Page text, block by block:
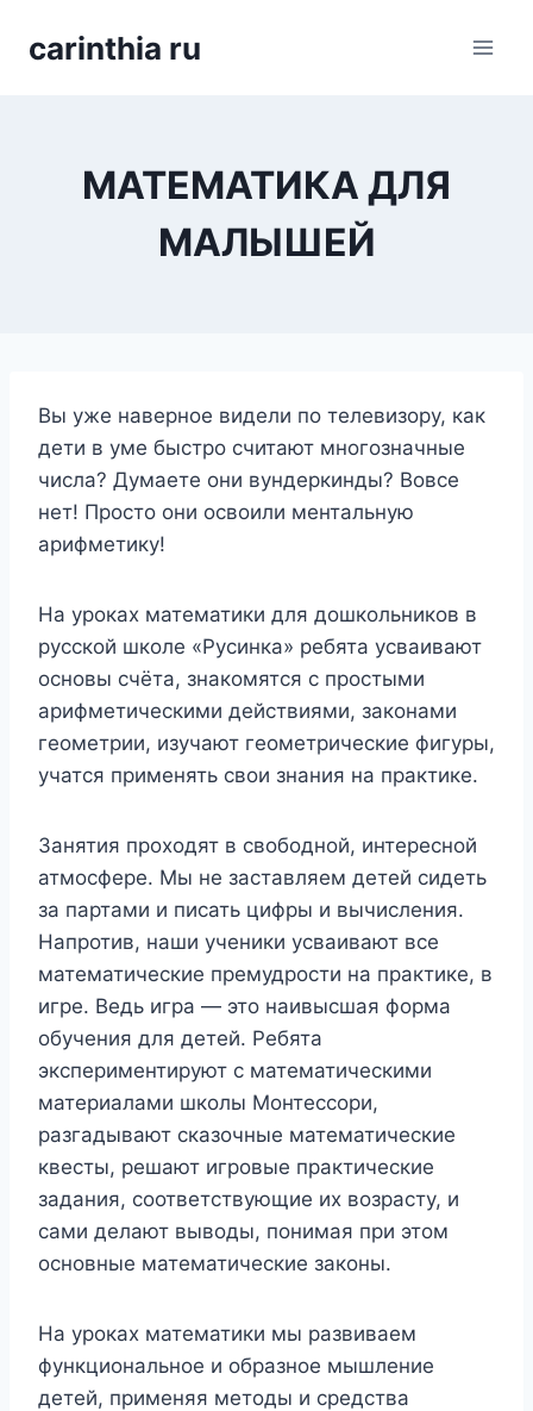
carinthia ru
МАТЕМАТИКА ДЛЯ
МАЛЫШЕЙ
Вы уже наверное видели по телевизору, как
дети в уме быстро считают многозначные
числа? Думаете они вундеркинды? Вовсе
нет! Просто они освоили ментальную
арифметику!
На уроках математики для дошкольников в
русской школе «Русинка» ребята усваивают
основы счёта, знакомятся с простыми
арифметическими действиями, законами
геометрии, изучают геометрические фигуры,
учатся применять свои знания на практике.
Занятия проходят в свободной, интересной
атмосфере. Мы не заставляем детей сидеть
за партами и писать цифры и вычисления.
Напротив, наши ученики усваивают все
математические премудрости на практике, в
игре. Ведь игра — это наивысшая форма
обучения для детей. Ребята
экспериментируют с математическими
материалами школы Монтессори,
разгадывают сказочные математические
квесты, решают игровые практические
задания, соответствующие их возрасту, и
сами делают выводы, понимая при этом
основные математические законы.
На уроках математики мы развиваем
функциональное и образное мышление
детей, применяя методы и средства